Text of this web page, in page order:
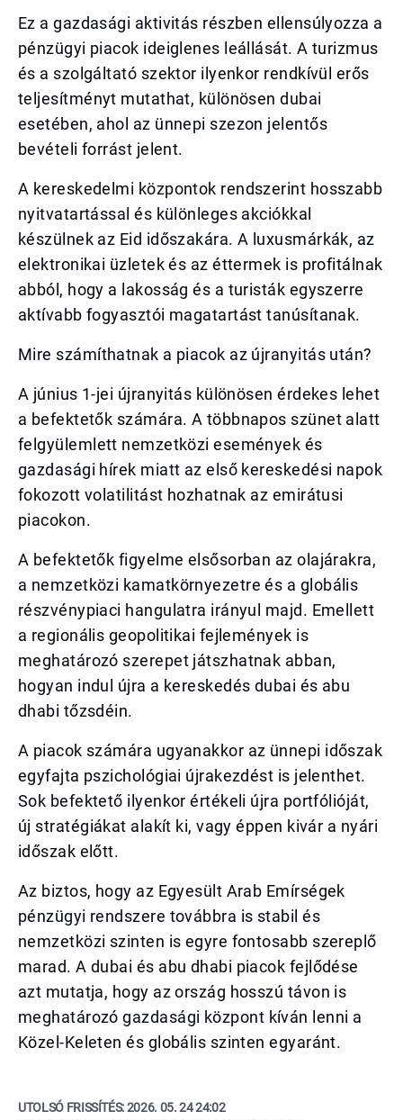
Ez a gazdasági aktivitás részben ellensúlyozza a
pénzügyi piacok ideiglenes leállását. A turizmus
és a szolgáltató szektor ilyenkor rendkívül erős
teljesítményt mutathat, különösen dubai
esetében, ahol az ünnepi szezon jelentős
bevételi forrást jelent.
A kereskedelmi központok rendszerint hosszabb
nyitvatartással és különleges akciókkal
készülnek az Eid időszakára. A luxusmárkák, az
elektronikai üzletek és az éttermek is profitálnak
abból, hogy a lakosság és a turisták egyszerre
aktívabb fogyasztói magatartást tanúsítanak.
Mire számíthatnak a piacok az újranyitás után?
A június 1-jei újranyitás különösen érdekes lehet
a befektetők számára. A többnapos szünet alatt
felgyülemlett nemzetközi események és
gazdasági hírek miatt az első kereskedési napok
fokozott volatilitást hozhatnak az emirátusi
piacokon.
A befektetők figyelme elsősorban az olajárakra,
a nemzetközi kamatkörnyezetre és a globális
részvénypiaci hangulatra irányul majd. Emellett
a regionális geopolitikai fejlemények is
meghatározó szerepet játszhatnak abban,
hogyan indul újra a kereskedés dubai és abu
dhabi tőzsdéin.
A piacok számára ugyanakkor az ünnepi időszak
egyfajta pszichológiai újrakezdést is jelenthet.
Sok befektető ilyenkor értékeli újra portfólióját,
új stratégiákat alakít ki, vagy éppen kivár a nyári
időszak előtt.
Az biztos, hogy az Egyesült Arab Emírségek
pénzügyi rendszere továbbra is stabil és
nemzetközi szinten is egyre fontosabb szereplő
marad. A dubai és abu dhabi piacok fejlődése
azt mutatja, hogy az ország hosszú távon is
meghatározó gazdasági központ kíván lenni a
Közel-Keleten és globális szinten egyaránt.
UTOLSÓ FRISSÍTÉS:2026. 05. 24 24:02